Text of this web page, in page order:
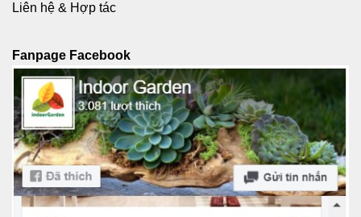
Liên hệ & Hợp tác
Fanpage Facebook